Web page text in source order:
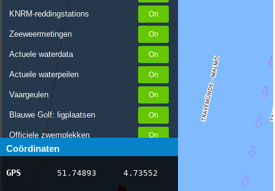
KNRM-reddingstations
Zeeweermetingen
Actuele waterdata
Actuele waterpeilen
Vaargeulen
Blauwe Golf: ligplaatsen
Officiele zwemplekken
Stremmingen/hinder
AIS scheepsposities
Coördinaten
GPS 51.74893 4.73552